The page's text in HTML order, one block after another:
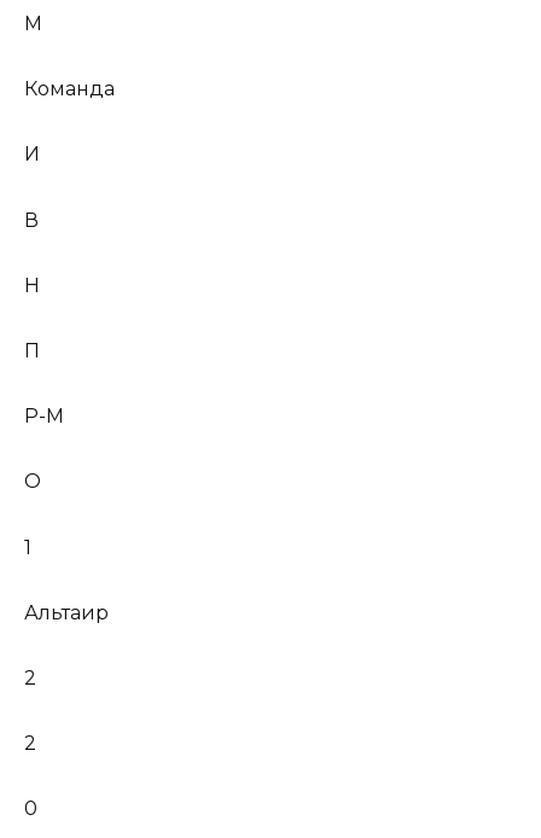
М
Команда
И
В
Н
П
Р-М
О
1
Альтаир
2
2
0